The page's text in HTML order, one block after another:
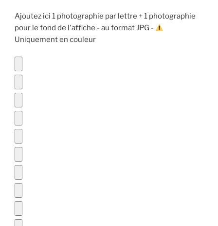
Ajoutez ici 1 photographie par lettre + 1 photographie
pour le fond de l'affiche - au format JPG -
Uniquement en couleur